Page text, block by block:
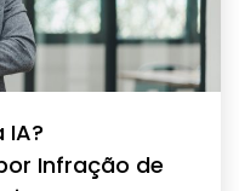
IA?
Infração de